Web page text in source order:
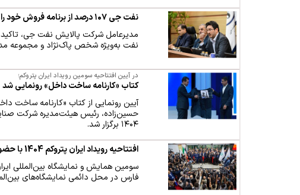
نفت جی ۱۰۷ درصد از برنامه فروش خود را محقق کرد
مدیرعامل شرکت پالایش نفت جی،
نفت به‌ویژه شخص پاک‌نژاد و مجموعه
در آیین افتتاحیه سومین رویداد ایران پتروکم؛
کتاب «کارنامه ساخت داخل» رونمایی شد
آیین رونمایی از کتاب «کارنامه ساخت
حسین‌زاده، رئیس هیئت‌مدیره شرکت
۱۴۰۴ برگزار شد.
افتتاحیه رویداد ایران پتروکم 1404 با حضور پرشمار تولیدکنندگان ایرانی صنعت پتروشیمی
سومین همایش و نمایشگاه بین‌المللی
فارس در محل دائمی نمایشگاه‌های